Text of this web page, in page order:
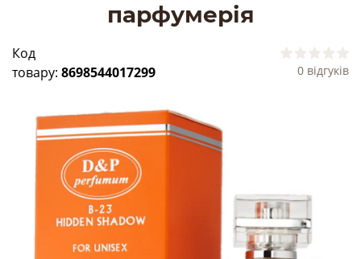
парфумерія
Код
товару: 8698544017299 0 відгуків